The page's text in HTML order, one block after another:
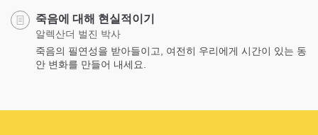
죽음에 대해 현실적이기
알렉산더 벌진 박사
죽음의 필연성을 받아들이고, 여전히 우리에게 시간이 있는 동
안 변화를 만들어 내세요.